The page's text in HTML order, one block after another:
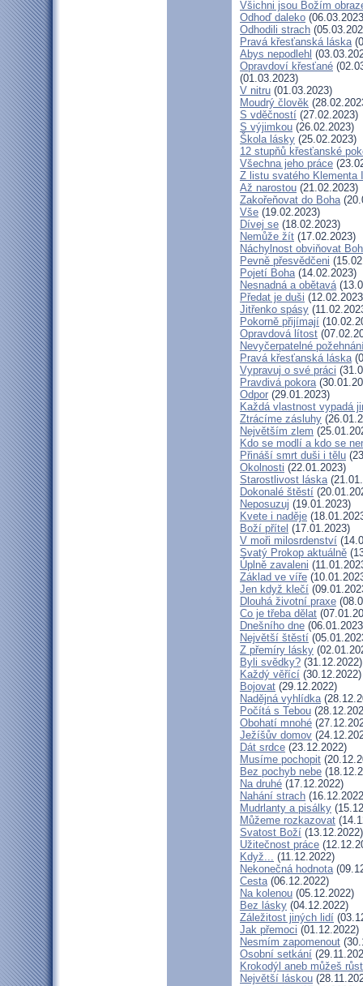
Všichni jsou Božím
Odhoď daleko
Odhodili strach
Pravá křesťanská láska
Abys nepodlehl
Opravdoví křesťané
(01.03.2023)
V nitru (01.03.2023)
Moudrý člověk
S vděčností (27.02.2023)
S výjimkou (26.02.2023)
Škola lásky (25.02.2023)
12 stupňů křesťanské
Všechna jeho práce
Z listu svatého Klementa
Až narostou (21.02.2023)
Zakořeňovat do Boha
Vše (19.02.2023)
Dívej se (18.02.2023)
Nemůže žít (17.02.2023)
Náchylnost obviňovat
Pevně přesvědčeni
Pojetí Boha(14.02.2023)
Nesnadná a obětavá
Předat je duši
Jitřenko spásy
Pokorně přijímají
Opravdová lítost
Nevyčerpatelné
Pravá křesťanská láska
Vypravuj o své práci
Pravdivá pokora
Odpor (29.01.2023)
Každá vlastnost vypadá
Ztrácíme zásluhy
Největším zlem
Kdo se modlí a kdo se
Přináší smrt duši i tělu
Okolnosti (22.01.2023)
Starostlivost láska
Dokonalé štěstí
Neposuzuj (19.01.2023)
Kvete i naděje
Boží přítel (17.01.2023)
V moři milosrdenství
Svatý Prokop aktuálně
Úplně zavaleni
Základ ve víře
Jen když klečí
Dlouhá životní praxe
Co je třeba dělat
Dnešního dne
Největší štěstí
Z přemíry lásky
Byli svědky? (31.12.2022)
Každý věřící (30.12.2022)
Bojovat (29.12.2022)
Nadějná vyhlídka
Počítá s Tebou
Obohatí mnohé
Ježíšův domov
Dát srdce (23.12.2022)
Musíme pochopit
Bez pochyb nebe
Na druhé (17.12.2022)
Nahání strach
Mudrlanty a pisálky
Můžeme rozkazovat
Svatost Boží (13.12.2022)
Užitečnost práce
Když... (11.12.2022)
Nekonečná hodnota
Cesta(06.12.2022)
Na kolenou (05.12.2022)
Bez lásky (04.12.2022)
Záležitost jiných lidí
Jak přemoci (01.12.2022)
Nesmím zapomenout
Osobní setkání
Krokodýl aneb můžeš
Největší láskou